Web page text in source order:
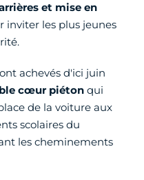
et mise en
inviter les plus jeunes
achevés d'ici juin
cœur piéton qui
de la voiture aux
scolaires du
les cheminements